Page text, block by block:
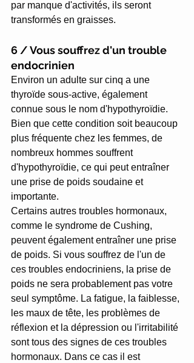
par manque d'activités, ils seront
transformés en graisses.
6 / Vous souffrez d'un trouble
endocrinien
Environ un adulte sur cinq a une
thyroïde sous-active, également
connue sous le nom d'hypothyroïdie.
Bien que cette condition soit beaucoup
plus fréquente chez les femmes, de
nombreux hommes souffrent
d'hypothyroïdie, ce qui peut entraîner
une prise de poids soudaine et
importante.
Certains autres troubles hormonaux,
comme le syndrome de Cushing,
peuvent également entraîner une prise
de poids. Si vous souffrez de l'un de
ces troubles endocriniens, la prise de
poids ne sera probablement pas votre
seul symptôme. La fatigue, la faiblesse,
les maux de tête, les problèmes de
réflexion et la dépression ou l'irritabilité
sont tous des signes de ces troubles
hormonaux. Dans ce cas il est